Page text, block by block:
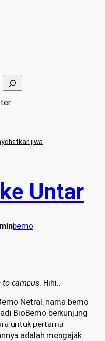
jiwa
Untar
bemo
to campus. Hihi..
Netral, nama bemo
BioBemo berkunjung
untuk pertama
adalah mengajak